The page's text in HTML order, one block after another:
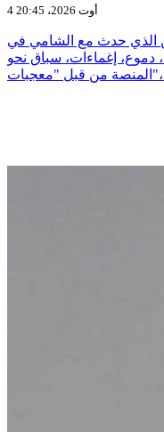
4 أوت 2026، 20:45
الذي حدث مع الشامي في
إغماءات، سباق نحو